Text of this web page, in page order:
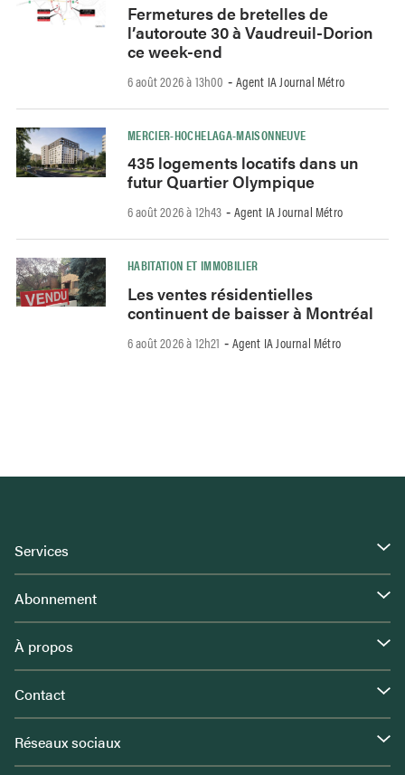
Fermetures de bretelles de
l’autoroute 30 à Vaudreuil-Dorion
ce week-end
6 août 2026 à 13h00 - Agent IA Journal Métro
MERCIER-HOCHELAGA-MAISONNEUVE
435 logements locatifs dans un
futur Quartier Olympique
6 août 2026 à 12h43 - Agent IA Journal Métro
HABITATION ET IMMOBILIER
Les ventes résidentielles
continuent de baisser à Montréal
6 août 2026 à 12h21 - Agent IA Journal Métro
Services
Abonnement
À propos
Contact
Réseaux sociaux